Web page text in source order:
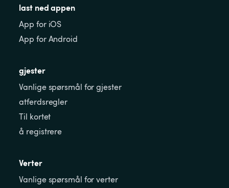
last ned appen
App for iOS
App for Android
gjester
Vanlige spørsmål for gjester
atferdsregler
Til kortet
å registrere
Verter
Vanlige spørsmål for verter